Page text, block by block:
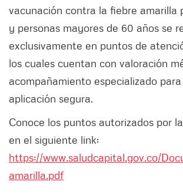
vacunación contra la fiebre amarilla
y personas mayores de 60 años se
exclusivamente en puntos de
los cuales cuentan con valoración
acompañamiento especializado
aplicación segura.
Conoce los puntos autorizados por
en el siguiente link:
https://www.saludcapital.gov.co/
amarilla.pdf